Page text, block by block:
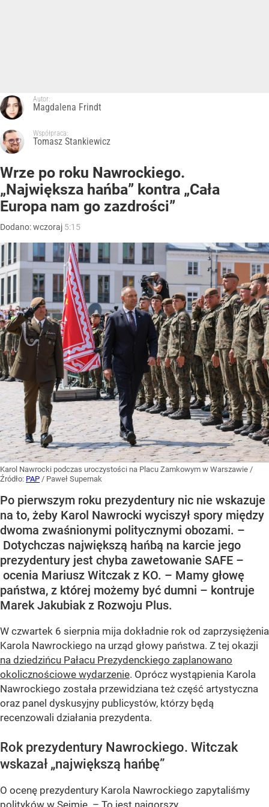
Autor:
Magdalena Frindt
Współpraca:
Tomasz Stankiewicz
Wrze po roku Nawrockiego.
„Największa hańba” kontra „Cała
Europa nam go zazdrości”
Dodano:wczoraj 5:15
Karol Nawrocki podczas uroczystości na Placu Zamkowym w Warszawie /
Źródło: PAP / Paweł Supernak
Po pierwszym roku prezydentury nic nie wskazuje
na to, żeby Karol Nawrocki wyciszył spory między
dwoma zwaśnionymi politycznymi obozami. –
Dotychczas największą hańbą na karcie jego
prezydentury jest chyba zawetowanie SAFE –
ocenia Mariusz Witczak z KO. – Mamy głowę
państwa, z której możemy być dumni – kontruje
Marek Jakubiak z Rozwoju Plus.
W czwartek 6 sierpnia mija dokładnie rok od zaprzysiężenia
Karola Nawrockiego na urząd głowy państwa. Z tej okazji
na dziedzińcu Pałacu Prezydenckiego zaplanowano
okolicznościowe wydarzenie. Oprócz wystąpienia Karola
Nawrockiego została przewidziana też część artystyczna
oraz panel dyskusyjny publicystów, którzy będą
recenzowali działania prezydenta.
Rok prezydentury Nawrockiego. Witczak
wskazał „największą hańbę”
O ocenę prezydentury Karola Nawrockiego zapytaliśmy